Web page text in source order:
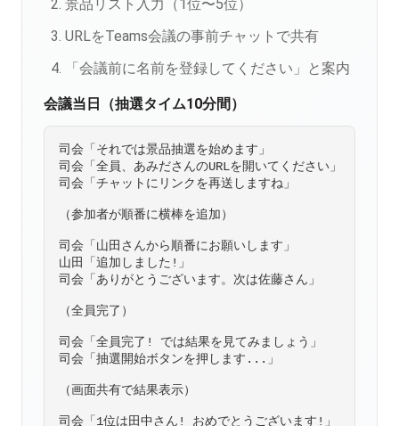
景品リスト入力（1位〜5位）
URLをTeams会議の事前チャットで共有
「会議前に名前を登録してください」と案内
会議当日（抽選タイム10分間）
司会「それでは景品抽選を始めます」
司会「全員、あみださんのURLを開いてください」
司会「チャットにリンクを再送しますね」
（参加者が順番に横棒を追加）
司会「山田さんから順番にお願いします」
山田「追加しました!」
司会「ありがとうございます。次は佐藤さん」
（全員完了）
司会「全員完了! では結果を見てみましょう」
司会「抽選開始ボタンを押します...」
（画面共有で結果表示）